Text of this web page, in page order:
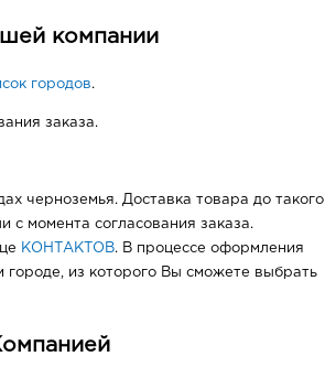
компании
городов.
заказа.
черноземья. Доставка товара до такого
с момента согласования заказа.
КОНТАКТОВ. В процессе оформления
городе, из которого Вы сможете выбрать